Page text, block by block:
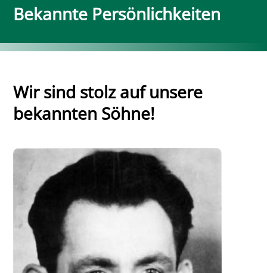
Bekannte Persönlichkeiten
Wir sind stolz auf unsere
bekannten Söhne!